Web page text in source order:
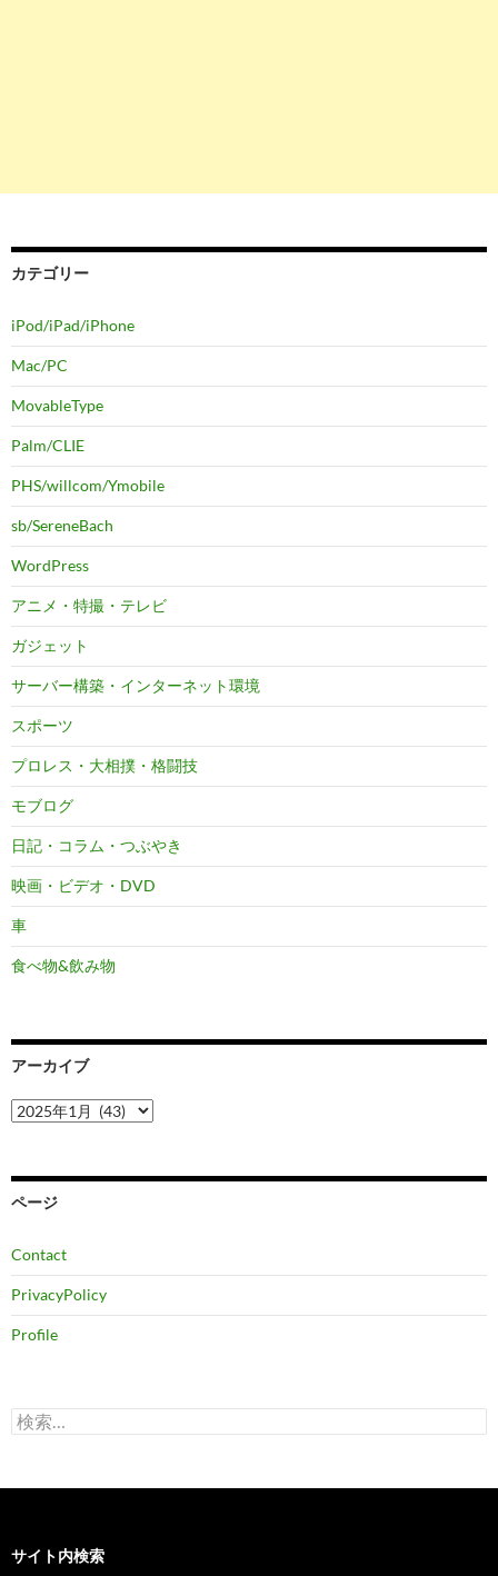
カテゴリー
iPod/iPad/iPhone
Mac/PC
MovableType
Palm/CLIE
PHS/willcom/Ymobile
sb/SereneBach
WordPress
アニメ・特撮・テレビ
ガジェット
サーバー構築・インターネット環境
スポーツ
プロレス・大相撲・格闘技
モブログ
日記・コラム・つぶやき
映画・ビデオ・DVD
車
食べ物&飲み物
アーカイブ
ア
ー
ブ
ページ
Contact
PrivacyPolicy
Profile
検
索:
サイト内検索